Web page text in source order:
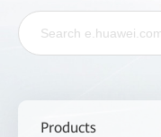
Products